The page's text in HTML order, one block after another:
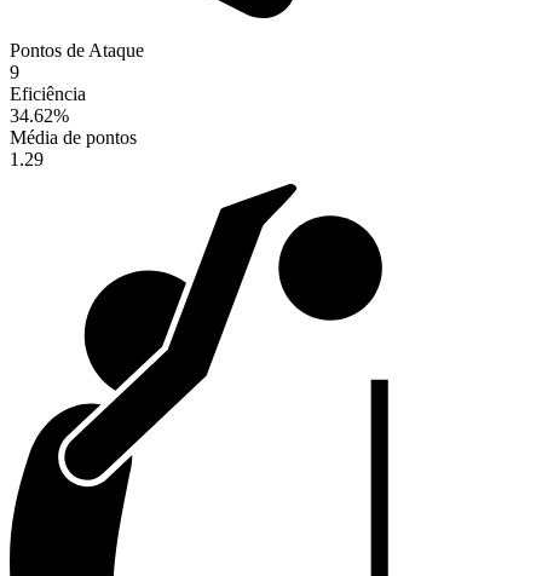
Pontos de Ataque
9
Eficiência
34.62%
Média de pontos
1.29